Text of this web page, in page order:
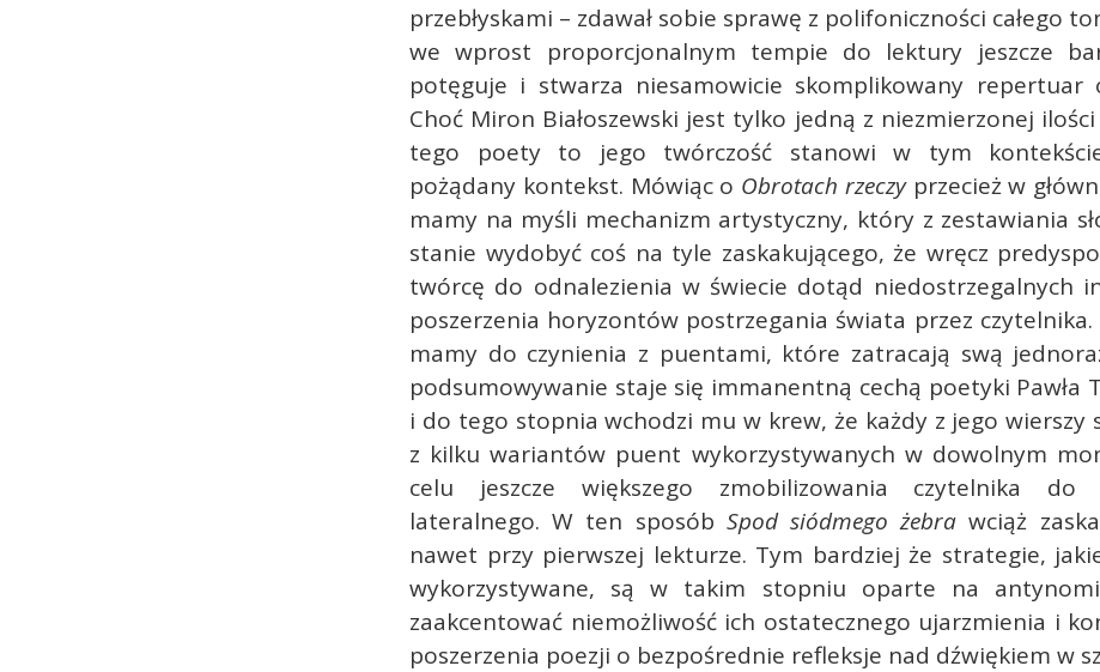
przebłyskami – zdawał sobie sprawę z polifoniczności całego
we wprost proporcjonalnym tempie do lektury jeszcze
potęguje i stwarza niesamowicie skomplikowany repertuar
Choć Miron Białoszewski jest tylko jedną z niezmierzonej
tego poety to jego twórczość stanowi w tym
pożądany kontekst. Mówiąc o Obrotach rzeczyprzecież w
mamy na myśli mechanizm artystyczny, który z zestawiania
stanie wydobyć coś na tyle zaskakującego, że wręcz
twórcę do odnalezienia w świecie dotąd niedostrzegalnych
poszerzenia horyzontów postrzegania świata przez
mamy do czynienia z puentami, które zatracają swą
podsumowywanie staje się immanentną cechą poetyki Pawła
i do tego stopnia wchodzi mu w krew, że każdy z jego wierszy
z kilku wariantów puent wykorzystywanych w dowolnym
celu jeszcze większego zmobilizowania czytelnika do
lateralnego. W ten sposób Spod siódmego żebrawciąż
nawet przy pierwszej lekturze. Tym bardziej że strategie,
wykorzystywane, są w takim stopniu oparte na
zaakcentować niemożliwość ich ostatecznego ujarzmienia i
poszerzenia poezji o bezpośrednie refleksje nad dźwiękiem w